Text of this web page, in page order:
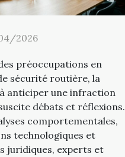
2026
préoccupations en
sécurité routière, la
anticiper une infraction
débats et réflexions.
comportementales,
technologiques et
juridiques, experts et